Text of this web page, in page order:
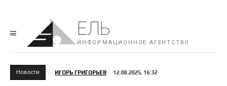
ЕЛЬ
ИНФОРМАЦИОННОЕ АГЕНТСТВО
Новости ИГОРЬ ГРИГОРЬЕВ 12.08.2025, 16:32